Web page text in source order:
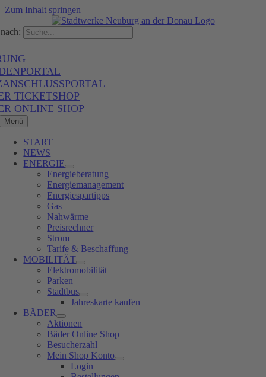
Zum Inhalt springen
TICKETSHOP
ONLINE SHOP
Menü
START
NEWS
ENERGIE
Energieberatung
Energiemanagement
Energiespartipps
Gas
Nahwärme
Preisrechner
Strom
Tarife & Beschaffung
MOBILITÄT
Elektromobilität
Parken
Stadtbus
Jahreskarte kaufen
BÄDER
Aktionen
Bäder Online Shop
Besucherzahl
Mein Shop Konto
Login